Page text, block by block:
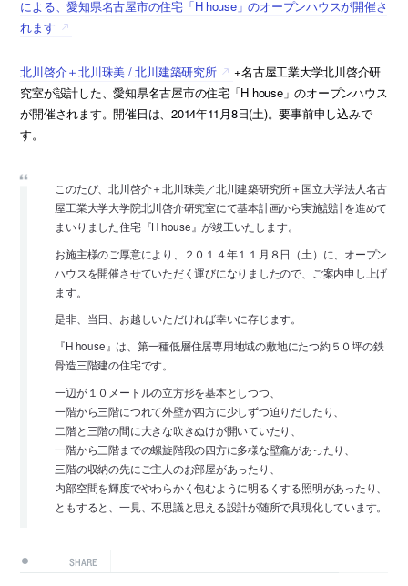
による、愛知県名古屋市の住宅「H house」のオープンハウスが開催さ
れます
北川啓介＋北川珠美 / 北川建築研究所
+名古屋工業大学北川啓介研
究室が設計した、愛知県名古屋市の住宅「H house」のオープンハウス
が開催されます。開催日は、2014年11月8日(土)。要事前申し込みで
す。
このたび、北川啓介＋北川珠美／北川建築研究所＋国立大学法人名古
屋工業大学大学院北川啓介研究室にて基本計画から実施設計を進めて
まいりました住宅『H house』が竣工いたします。
お施主様のご厚意により、２０１４年１１月８日（土）に、オープン
ハウスを開催させていただく運びになりましたので、ご案内申し上げ
ます。
是非、当日、お越しいただければ幸いに存じます。
『H house』は、第一種低層住居専用地域の敷地にたつ約５０坪の鉄
骨造三階建の住宅です。
一辺が１０メートルの立方形を基本としつつ、
一階から三階につれて外壁が四方に少しずつ迫りだしたり、
二階と三階の間に大きな吹きぬけが開いていたり、
一階から三階までの螺旋階段の四方に多様な壁龕があったり、
三階の収納の先にご主人のお部屋があったり、
内部空間を輝度でやわらかく包むように明るくする照明があったり、
ともすると、一見、不思議と思える設計が随所で具現化しています。
SHARE